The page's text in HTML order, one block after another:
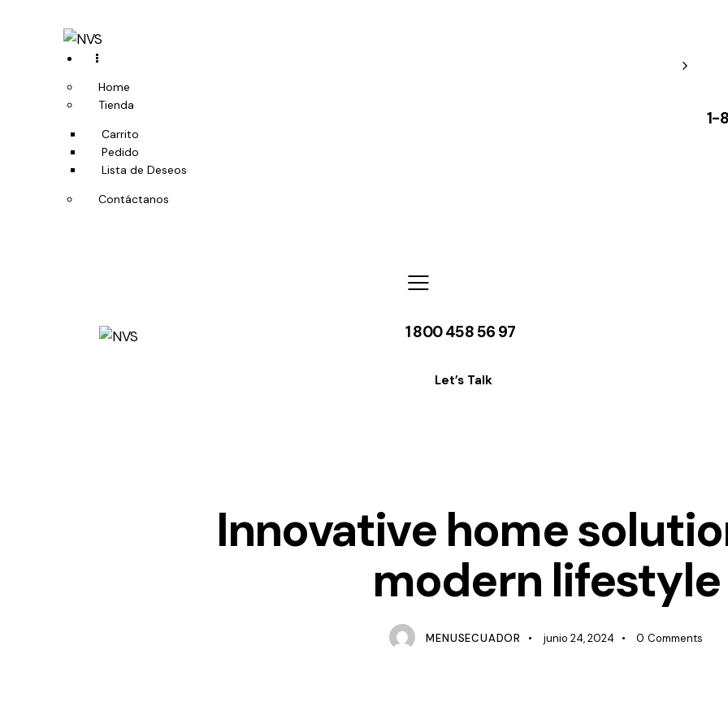
Home
Tienda
Carrito
Pedido
Lista de Deseos
Contáctanos
1-
1 800 458 56 97
Let’s Talk
Innovative home
modern lifestyle
MENUSECUADOR junio 24, 2024 0 Comments